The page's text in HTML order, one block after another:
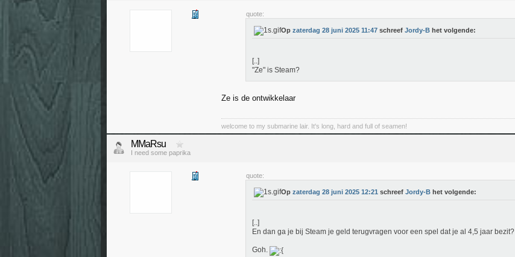
quote:
Op zaterdag 28 juni 2025 11:47 schreef Jordy-B het volgende:
[..]
"Ze" is Steam?
Ze is de ontwikkelaar
welcome to my submarine lair. It's long, hard and full of seamen!
MMaRsu
I need some paprika
quote:
Op zaterdag 28 juni 2025 12:21 schreef Jordy-B het volgende:
[..]
En dan ga je bij Steam je geld terugvragen voor een spel dat je al 4,5 jaar bezit?
Goh.